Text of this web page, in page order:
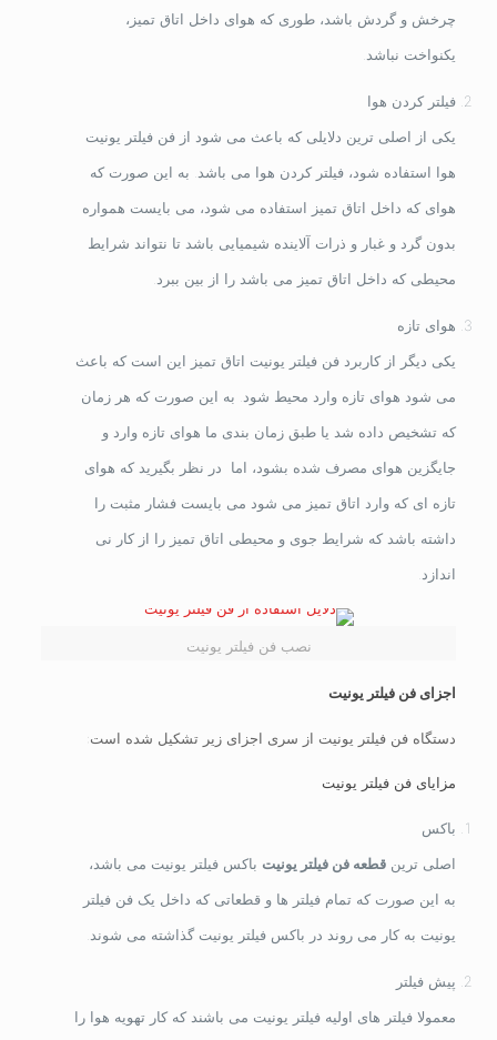
چرخش و گردش باشد، طوری که هوای داخل اتاق تمیز،
یکنواخت نباشد.
فیلتر کردن هوا
یکی از اصلی ترین دلایلی که باعث می شود از فن فیلتر یونیت
هوا استفاده شود، فیلتر کردن هوا می باشد. به این صورت که
هوای که داخل اتاق تمیز استفاده می شود، می بایست همواره
بدون گرد و غبار و ذرات آلاینده شیمیایی باشد تا نتواند شرایط
محیطی که داخل اتاق تمیز می باشد را از بین ببرد.
هوای تازه
یکی دیگر از کاربرد فن فیلتر یونیت اتاق تمیز این است که باعث
می شود هوای تازه وارد محیط شود. به این صورت که هر زمان
که تشخیص داده شد یا طبق زمان بندی ما هوای تازه وارد و
جایگزین هوای مصرف شده بشود، اما در نظر بگیرید که هوای
تازه ای که وارد اتاق تمیز می شود می بایست فشار مثبت را
داشته باشد که شرایط جوی و محیطی اتاق تمیز را از کار نی
اندازد.
نصب فن فیلتر یونیت
اجزای فن فیلتر یونیت
دستگاه فن فیلتر یونیت از سری اجزای زیر تشکیل شده است:
مزایای فن فیلتر یونیت
باکس
اصلی ترین قطعه فن فیلتر یونیت باکس فیلتر یونیت می باشد،
به این صورت که تمام فیلتر ها و قطعاتی که داخل یک فن فیلتر
یونیت به کار می روند در باکس فیلتر یونیت گذاشته می شوند.
پیش فیلتر
معمولا فیلتر های اولیه فیلتر یونیت می باشند که کار تهویه هوا را